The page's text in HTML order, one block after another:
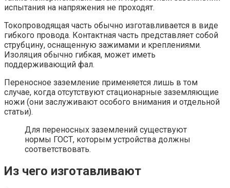
испытания на напряжения не проходят.
Токопроводящая часть обычно изготавливается в виде
гибкого провода. Контактная часть представляет собой
струбцину, оснащенную зажимами и креплениями.
Изоляция обычно гибкая, может иметь
поддерживающий фал.
Переносное заземление применяется лишь в том
случае, когда отсутствуют стационарные заземляющие
ножи (они заслуживают особого внимания и отдельной
статьи).
Для переносных заземлений существуют
нормы ГОСТ, которым устройства должны
соответствовать.
Из чего изготавливают